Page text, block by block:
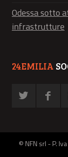
Odessa sotto
infrastrutture
24EMILIA
© NFN srl - P.